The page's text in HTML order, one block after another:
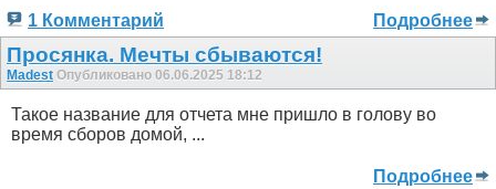
1 Комментарий Подробнее
Просянка. Мечты сбываются!
Madest Опубликовано 06.06.2025 18:12
Такое название для отчета мне пришло в голову во
время сборов домой, ...
Подробнее